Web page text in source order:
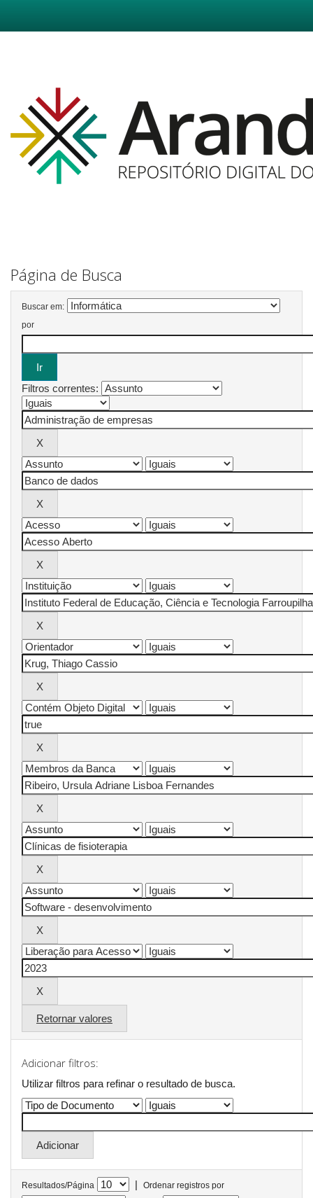
Página de Busca
Buscar em:
por
Filtros correntes:
Retornar valores
Adicionar filtros:
Utilizar filtros para refinar o resultado de busca.
Resultados/Página |
Ordenar registros por